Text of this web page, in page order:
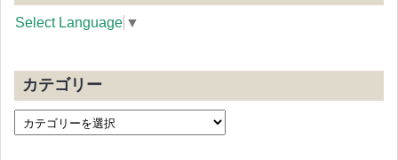
Select Language ▼
カテゴリー